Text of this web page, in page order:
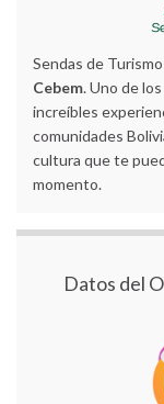
Sendas de
Cebem. Uno de
increíbles
comunidades
cultura que te
momento.
Datos del